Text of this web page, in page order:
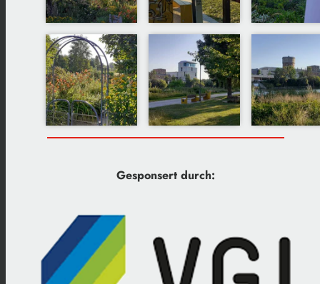
Gesponsert durch: